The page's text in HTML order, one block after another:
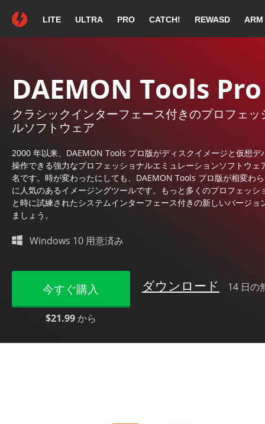
LITE ULTRA PRO CATCH! REWASD ARM
DAEMON Tools
クラシックインターフェース付きのプロフェッ
ルソフトウェア
2000 年以来、DAEMON Tools プロ版がディスクイメージと仮想デ
操作できる強力なプロフェッショナルエミュレーションソフトウェ
名です。時が変わったにしても、DAEMON Tools プロ版が相変わ
に人気のあるイメージングツールです。もっと多くのプロフェッシ
と時に試練されたシステムインターフェース付きの新しいバージョ
ましょう。
Windows 10 用意済み
今すぐ購入
$21.99から
ダウンロード 14 日の
画面指示を従って、インスタレーション
を続けて下さい。